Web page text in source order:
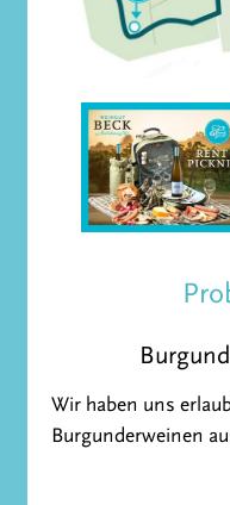
Wir haben uns
Burgunderweinen